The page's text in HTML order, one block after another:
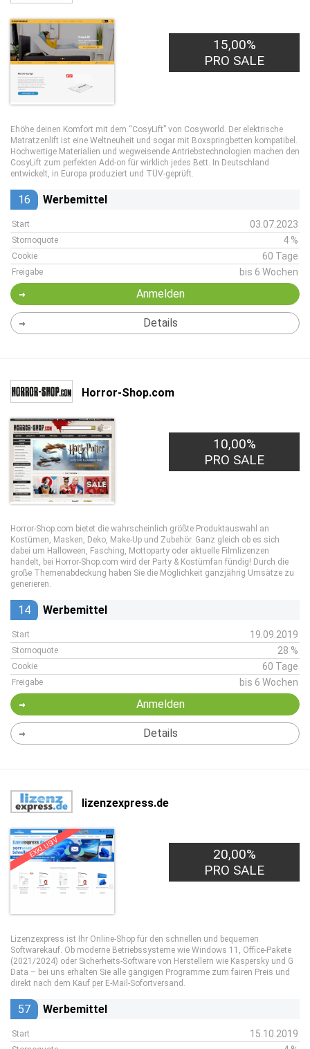
15,00%
PRO SALE
Ehöhe deinen Komfort mit dem “CosyLift” von Cosyworld. Der elektrische
Matratzenlift ist eine Weltneuheit und sogar mit Boxspringbetten kompatibel.
Hochwertige Materialien und wegweisende Antriebstechnologien machen den
CosyLift zum perfekten Add-on für wirklich jedes Bett. In Deutschland
entwickelt, in Europa produziert und TÜV-geprüft.
16 Werbemittel
Start 03.07.2023
Stornoquote 4 %
Cookie 60 Tage
Freigabe bis 6 Wochen
Anmelden
Details
Horror-Shop.com
10,00%
PRO SALE
Horror-Shop.com bietet die wahrscheinlich größte Produktauswahl an
Kostümen, Masken, Deko, Make-Up und Zubehör. Ganz gleich ob es sich
dabei um Halloween, Fasching, Mottoparty oder aktuelle Filmlizenzen
handelt, bei Horror-Shop.com wird der Party & Kostümfan fündig! Durch die
große Themenabdeckung haben Sie die Möglichkeit ganzjährig Umsätze zu
generieren.
14 Werbemittel
Start 19.09.2019
Stornoquote 28 %
Cookie 60 Tage
Freigabe bis 6 Wochen
Anmelden
Details
lizenzexpress.de
EXKLUSIV
20,00%
PRO SALE
Lizenzexpress ist Ihr Online-Shop für den schnellen und bequemen
Softwarekauf. Ob moderne Betriebssysteme wie Windows 11, Office-Pakete
(2021/2024) oder Sicherheits-Software von Herstellern wie Kaspersky und G
Data – bei uns erhalten Sie alle gängigen Programme zum fairen Preis und
direkt nach dem Kauf per E-Mail-Sofortversand.
57 Werbemittel
Start 15.10.2019